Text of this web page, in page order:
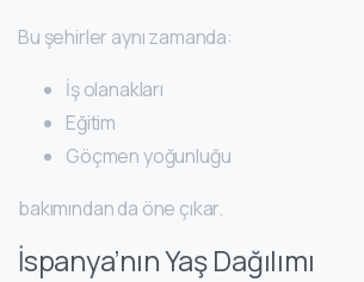
Bu şehirler aynı zamanda:
İş olanakları
Eğitim
Göçmen yoğunluğu
bakımından da öne çıkar.
İspanya’nın Yaş Dağılımı